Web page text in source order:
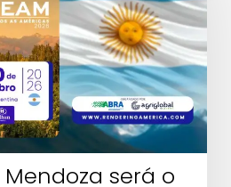
Mendoza será o